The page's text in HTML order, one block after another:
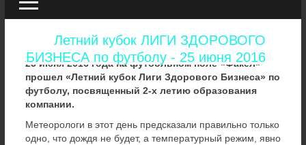
Летний кубок ЛИГИ ЗДОРОВОГО
БИЗНЕСА по футболу - 25 июня 2016
25 июня 2016 года на футбольном поле «Факел»
прошел «Летний кубок Лиги Здорового Бизнеса» по
футболу, посвященный 2-х летию образования
компании.
Метеорологи в этот день предсказали правильно только
одно, что дождя не будет, а температурный режим, явно